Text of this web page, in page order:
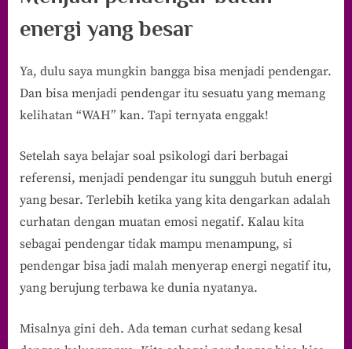
energi yang besar
Ya, dulu saya mungkin bangga bisa menjadi pendengar.
Dan bisa menjadi pendengar itu sesuatu yang memang
kelihatan “WAH” kan. Tapi ternyata enggak!
Setelah saya belajar soal psikologi dari berbagai
referensi, menjadi pendengar itu sungguh butuh energi
yang besar. Terlebih ketika yang kita dengarkan adalah
curhatan dengan muatan emosi negatif. Kalau kita
sebagai pendengar tidak mampu menampung, si
pendengar bisa jadi malah menyerap energi negatif itu,
yang berujung terbawa ke dunia nyatanya.
Misalnya gini deh. Ada teman curhat sedang kesal